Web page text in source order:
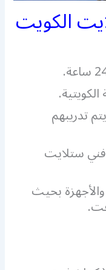
الكويت
تدريبهم
فني ستلايت
بحيث